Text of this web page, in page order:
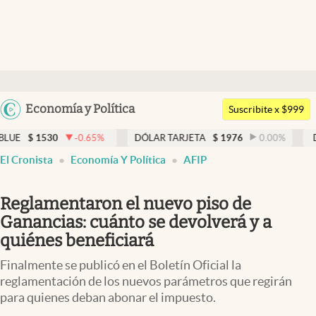
Argentina
Economía y Política
Members
Economía y Política
Finanzas y Mercados
Negocios
Columnistas
Otras secciones
Apertura
Suscribite x $999
-0.65% DÓLAR TARJETA $ 1976 0.00% DÓLAR MEP
El Cronista Economía Y Política AFIP
Reglamentaron el nuevo piso de
Ganancias: cuánto se devolverá y a
quiénes beneficiará
Finalmente se publicó en el Boletín Oficial la
reglamentación de los nuevos parámetros que regirán
para quienes deban abonar el impuesto.